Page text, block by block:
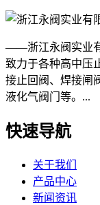
——浙江永阀实业
致力于各种高中压
接止回阀、焊接闸
液化气阀门等。...
快速导航
关于我们
产品中心
新闻资讯